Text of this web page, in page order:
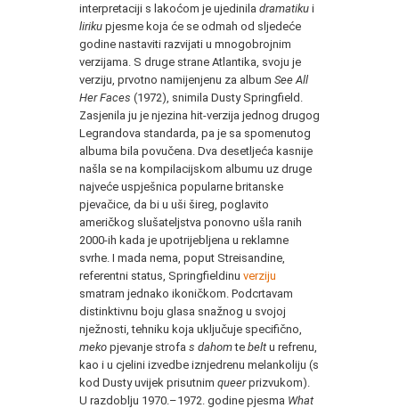
interpretaciji s lakoćom je ujedinila dramatiku i
liriku pjesme koja će se odmah od sljedeće
godine nastaviti razvijati u mnogobrojnim
verzijama. S druge strane Atlantika, svoju je
verziju, prvotno namijenjenu za album See All
Her Faces (1972), snimila Dusty Springfield.
Zasjenila ju je njezina hit-verzija jednog drugog
Legrandova standarda, pa je sa spomenutog
albuma bila povučena. Dva desetljeća kasnije
našla se na kompilacijskom albumu uz druge
najveće uspješnica popularne britanske
pjevačice, da bi u uši šireg, poglavito
američkog slušateljstva ponovno ušla ranih
2000-ih kada je upotrijebljena u reklamne
svrhe. I mada nema, poput Streisandine,
referentni status, Springfieldinu verziju
smatram jednako ikoničkom. Podcrtavam
distinktivnu boju glasa snažnog u svojoj
nježnosti, tehniku koja uključuje specifično,
meko pjevanje strofa s dahomte belt u refrenu,
kao i u cjelini izvedbe iznjedrenu melankoliju (s
kod Dusty uvijek prisutnim queerprizvukom).
U razdoblju 1970.–1972. godine pjesma What